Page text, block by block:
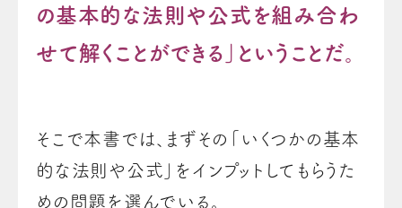
の基本的な法則や公式を組み合わ
せて解くことができる」ということだ。
そこで本書では、まずその「いくつかの基本
的な法則や公式」をインプットしてもらうた
めの問題を選んでいる。